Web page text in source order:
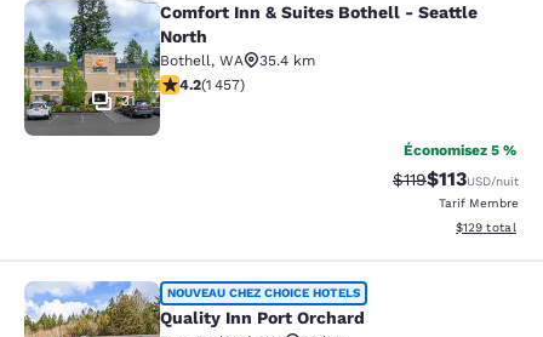
Comfort Inn & Suites Bothell -
31
Comfort Inn & Suites Bothell - Seattle
North
Bothell, WA
35.4 km
4.17 étoiles. Très Bien. 1457 commentaires
4.2(1 457)
Économisez 5 %
Tarif barré :
$119Tarif réduit :
$113USD/nuit
Tarif Membre
Afficher les
$129 total
Quality Inn Port Orchard
NOUVEAU CHEZ CHOICE HOTELS
Quality Inn Port Orchard